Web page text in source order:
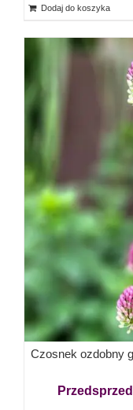
Dodaj do koszyka
Czosnek ozdobny